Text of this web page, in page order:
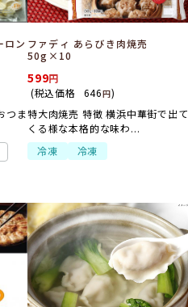
ロン
つま
ファディ あらびき肉焼売
50g×10
599
(税込価格 646円)
特大肉焼売 特徴 横浜中華街で出て
くる様な本格的な味わ...
冷凍
冷凍